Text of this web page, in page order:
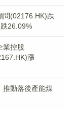
問(02176.HK)跌
26.09%
業控股
漲
推動落後產能煤